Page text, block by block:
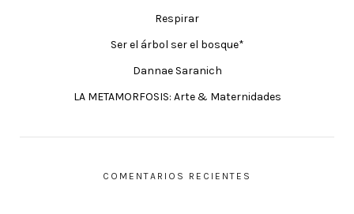
Respirar
Ser el árbol ser el bosque*
Dannae Saranich
LA METAMORFOSIS: Arte & Maternidades
COMENTARIOS RECIENTES